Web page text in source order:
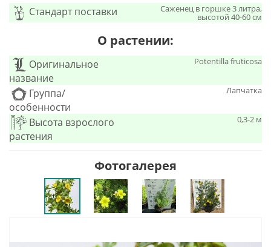
Стандарт поставки Саженец в горшке 3 литра,
высотой 40-60 см
О растении:
Оригинальное
название
Potentilla fruticosa
Группа/
особенности
Лапчатка
Высота взрослого
растения
0,3-2 м
Фотогалерея